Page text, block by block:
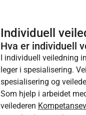
Individuell
Hva er individuell
I individuell veiledning
leger i spesialisering.
spesialisering og
Som hjelp i arbeidet
veilederen